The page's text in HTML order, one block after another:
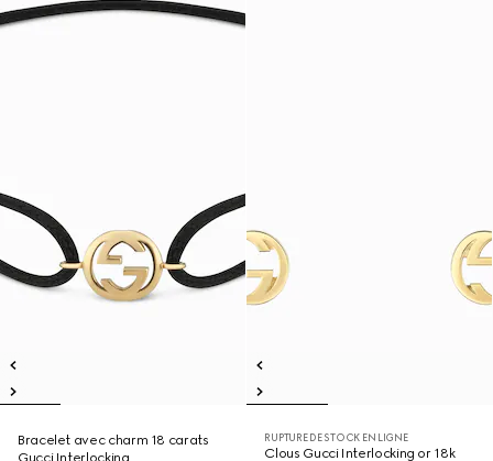
Bracelet avec charm 18 carats
Gucci Interlocking
RUPTURE DE STOCK EN LIGNE
Clous Gucci Interlocking or 18k